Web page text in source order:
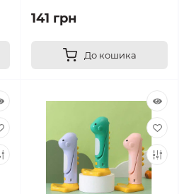
141 грн
До кошика